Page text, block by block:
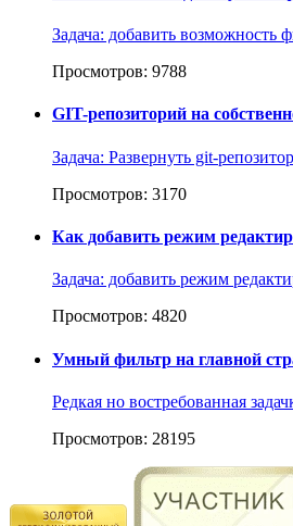
Задача: добавить возможность
Просмотров: 9788
GIT-репозиторий на
Задача: Развернуть git-
Просмотров: 3170
Как добавить режим
Задача: добавить режим
Просмотров: 4820
Умный фильтр на главной
Редкая но востребованная
Просмотров: 28195